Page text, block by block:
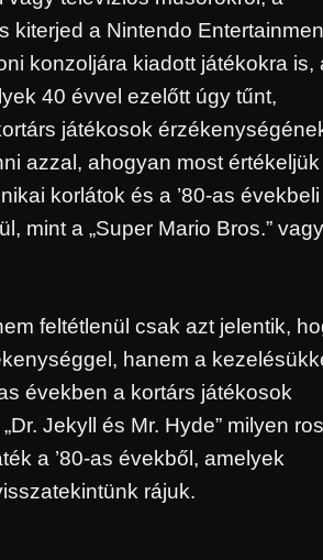
kiterjed a Nintendo
konzoljára kiadott játékokra is,
40 évvel ezelőtt úgy tűnt,
játékosok
azzal, ahogyan most
korlátok és a ’80-as évekbeli
mint a „Super Mario Bros.”
feltétlenül csak azt jelentik,
hanem a
években a kortárs játékosok
Jekyll és Mr. Hyde” milyen
a ’80-as évekből, amelyek
rájuk.